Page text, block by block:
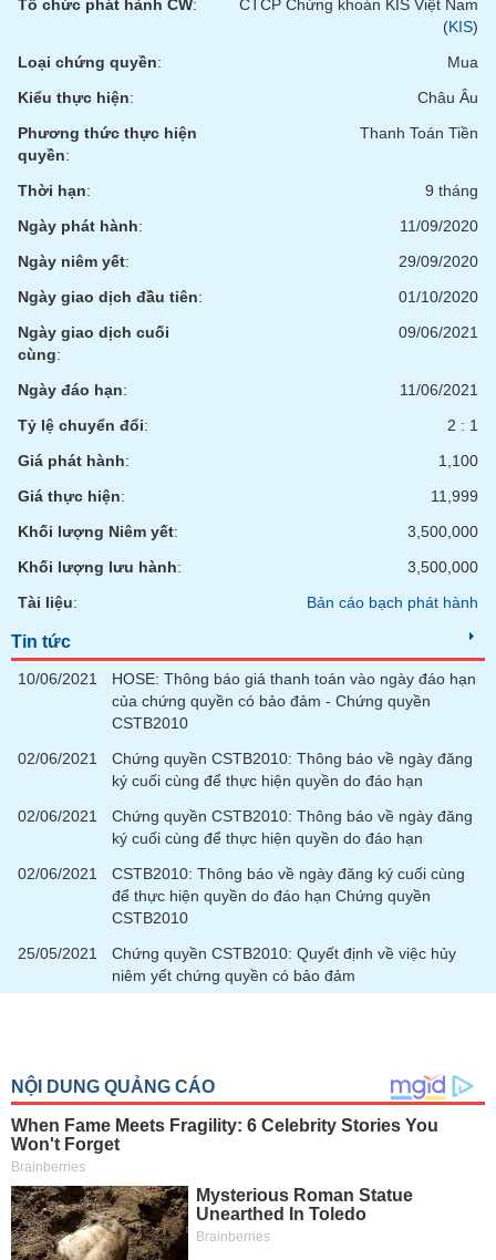
Tổ chức phát hành CW:
CTCP Chứng khoán KIS Việt Nam
(KIS)
Loại chứng quyền:
Mua
Kiểu thực hiện:
Châu Âu
Phương thức thực hiện
quyền:
Thanh Toán Tiền
Thời hạn:
9 tháng
Ngày phát hành:
11/09/2020
Ngày niêm yết:
29/09/2020
Ngày giao dịch đầu tiên:
01/10/2020
Ngày giao dịch cuối
cùng:
09/06/2021
Ngày đáo hạn:
11/06/2021
Tỷ lệ chuyển đổi:
2 : 1
Giá phát hành:
1,100
Giá thực hiện:
11,999
Khối lượng Niêm yết:
3,500,000
Khối lượng lưu hành:
3,500,000
Tài liệu: Bản cáo bạch phát hành
Tin tức
10/06/2021
HOSE: Thông báo giá thanh toán vào ngày đáo hạn
của chứng quyền có bảo đảm - Chứng quyền
CSTB2010
02/06/2021
Chứng quyền CSTB2010: Thông báo về ngày đăng
ký cuối cùng để thực hiện quyền do đáo hạn
02/06/2021
Chứng quyền CSTB2010: Thông báo về ngày đăng
ký cuối cùng để thực hiện quyền do đáo hạn
02/06/2021
CSTB2010: Thông báo về ngày đăng ký cuối cùng
để thực hiện quyền do đáo hạn Chứng quyền
CSTB2010
25/05/2021
Chứng quyền CSTB2010: Quyết định về việc hủy
niêm yết chứng quyền có bảo đảm